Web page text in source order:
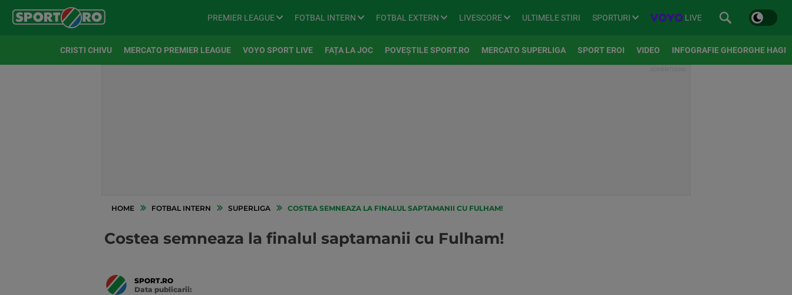
PREMIER LEAGUE FOTBAL INTERN FOTBAL EXTERN LIVESCORE ULTIMELE STIRI SPORTURI LIVE
CRISTI CHIVU MERCATO PREMIER LEAGUE VOYO SPORT LIVE FAȚA LA JOC POVEȘTILE SPORT.RO MERCATO SUPERLIGA SPORT EROI VIDEO INFOGRAFIE GHEORGHE HAGI
HOME FOTBAL INTERN SUPERLIGA COSTEA SEMNEAZA LA FINALUL SAPTAMANII CU FULHAM!
Costea semneaza la finalul saptamanii cu Fulham!
SPORT.RO
Data publicarii: